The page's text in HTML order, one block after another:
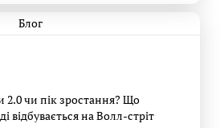
Блог
2.0 чи пік зростання? Що
відбувається на Волл-стріт